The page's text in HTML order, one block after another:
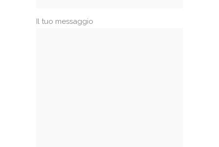
Il tuo messaggio